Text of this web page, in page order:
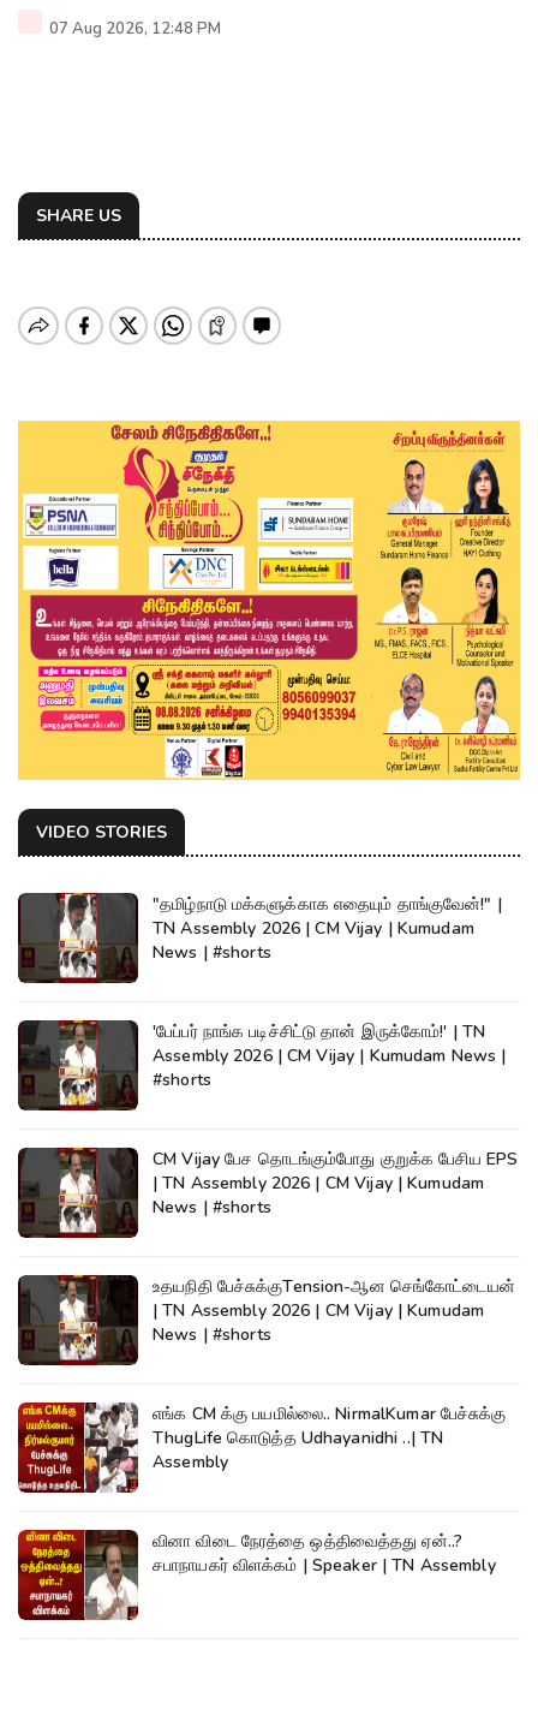
07 Aug 2026, 12:48 PM
SHARE US
VIDEO STORIES
"தமிழ்நாடு மக்களுக்காக எதையும் தாங்குவேன்!" |
TN Assembly 2026 | CM Vijay | Kumudam
News | #shorts
'பேப்பர் நாங்க படிச்சிட்டு தான் இருக்கோம்!' | TN
Assembly 2026 | CM Vijay | Kumudam News |
#shorts
CM Vijay பேச தொடங்கும்போது குறுக்க பேசிய EPS
| TN Assembly 2026 | CM Vijay | Kumudam
News | #shorts
உதயநிதி பேச்சுக்குTension-ஆன செங்கோட்டையன்
| TN Assembly 2026 | CM Vijay | Kumudam
News | #shorts
எங்க CM க்கு பயமில்லை.. NirmalKumar பேச்சுக்கு
ThugLife கொடுத்த Udhayanidhi ..| TN
Assembly
வினா விடை நேரத்தை ஒத்திவைத்தது ஏன்..?
சபாநாயகர் விளக்கம் | Speaker | TN Assembly